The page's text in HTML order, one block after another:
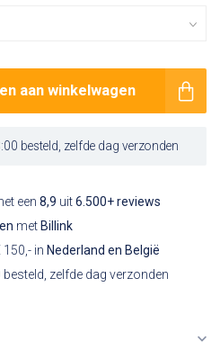
aan winkelwagen
besteld, zelfde dag verzonden
een 8,9 uit6.500+ reviews
met Billink
in Nederland en België
zelfde dag verzonden